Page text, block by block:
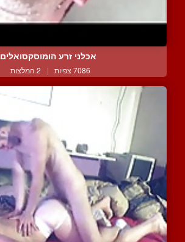
אכלני זרע הומוסקסואלים
7086 צפיות | 2 המלצות